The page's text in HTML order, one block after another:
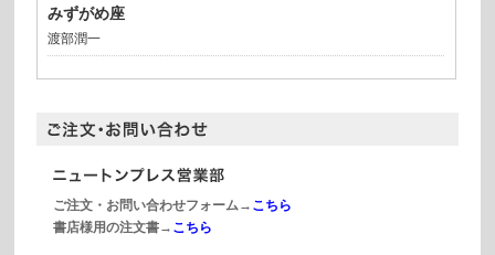
みずがめ座
渡部潤一
ご注文・お問い合わせフォーム→ こちら
書店様用の注文書→ こちら